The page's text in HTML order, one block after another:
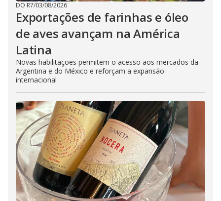
DO R7/03/08/2026
Exportações de farinhas e óleo
de aves avançam na América
Latina
Novas habilitações permitem o acesso aos mercados da
Argentina e do México e reforçam a expansão
internacional